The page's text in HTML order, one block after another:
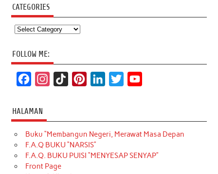
CATEGORIES
Categories
FOLLOW ME:
c
e
b
o
o
t
a
g
r
T
o
k
t
e
r
k
e
d
t
t
e
T
u
b
HALAMAN
Buku “Membangun Negeri, Merawat Masa Depan
F.A.Q BUKU “NARSIS”
F.A.Q. BUKU PUISI “MENYESAP SENYAP”
Front Page